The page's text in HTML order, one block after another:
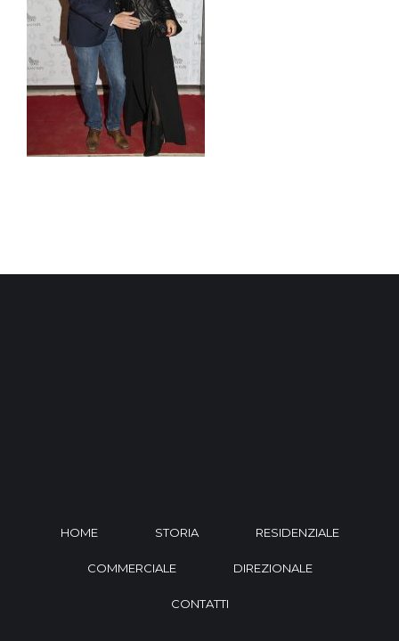
HOME STORIA RESIDENZIALE
COMMERCIALE DIREZIONALE
CONTATTI